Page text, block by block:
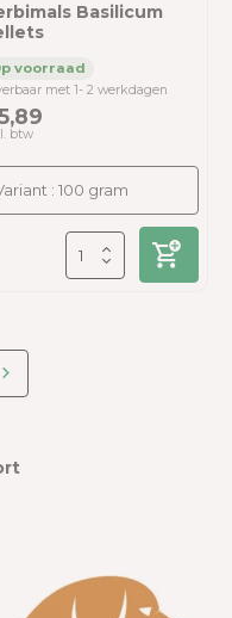
Basilicum
met 1- 2 werkdagen
btw